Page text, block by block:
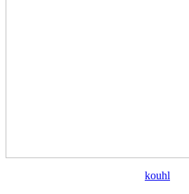
kouhl